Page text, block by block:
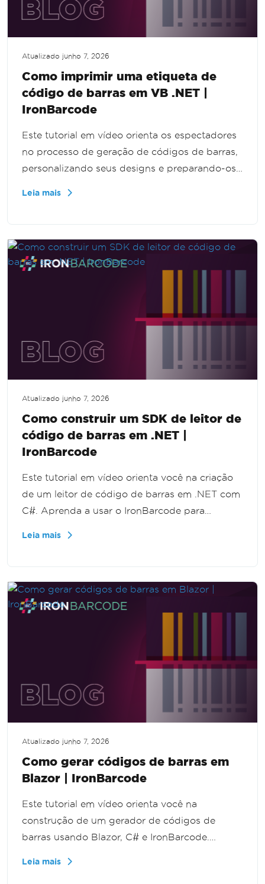
Atualizado junho 7, 2026
Como imprimir uma etiqueta de
código de barras em VB .NET |
IronBarcode
Este tutorial em vídeo orienta os espectadores
no processo de geração de códigos de barras,
personalizando seus designs e preparando-os
aprimorar suas habilidades em gerenciamento
de códigos de barras.
Leia mais
Atualizado junho 7, 2026
Como construir um SDK de leitor de
código de barras em .NET |
IronBarcode
Este tutorial em vídeo orienta você na criação
de um leitor de código de barras em .NET com
C#. Aprenda a usar o IronBarcode para
Leia mais
Atualizado junho 7, 2026
Como gerar códigos de barras em
Blazor | IronBarcode
Este tutorial em vídeo orienta você na
construção de um gerador de códigos de
barras usando Blazor, C# e IronBarcode.
Leia mais